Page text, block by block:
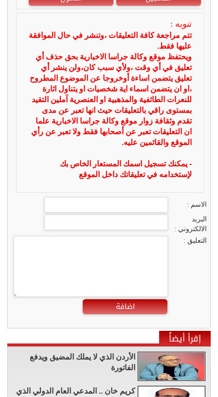
تنويه :
تتم مراجعة كافة التعليقات ،وتنشر في حال الموافقة
عليها فقط.
ويحتفظ موقع وكالة جراسا الاخبارية بحق حذف أي
تعليق في أي وقت ،ولأي سبب كان،ولن ينشر أي
تعليق يتضمن اساءة أوخروجا عن الموضوع المطروح
،او ان يتضمن اسماء اية شخصيات او يتناول اثارة
للنعرات الطائفية والمذهبية او العنصرية آملين التقيد
بمستوى راقي بالتعليقات حيث انها تعبر عن مدى
تقدم وثقافة زوار موقع وكالة جراسا الاخبارية علما
ان التعليقات تعبر عن أصحابها فقط ولا تعبر عن رأي
الموقع والقائمين عليه.
- يمكنك تسجيل اسمك المستعار الخاص بك
لإستخدامه في تعليقاتك داخل الموقع
الاسم :
البريد
الالكتروني :
التعليق :
اضافة
إقرأ أيضاً
الأردن الذي لا يملك المضيق ويدفع
الفاتورة
كريم خان .. المدعي العام الدولي الذي